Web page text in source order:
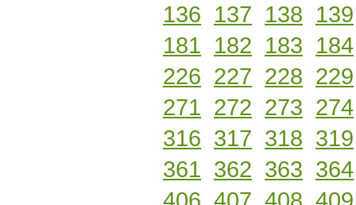
136 137 138 139
181 182 183 184
226 227 228 229
271 272 273 274
316 317 318 319
361 362 363 364